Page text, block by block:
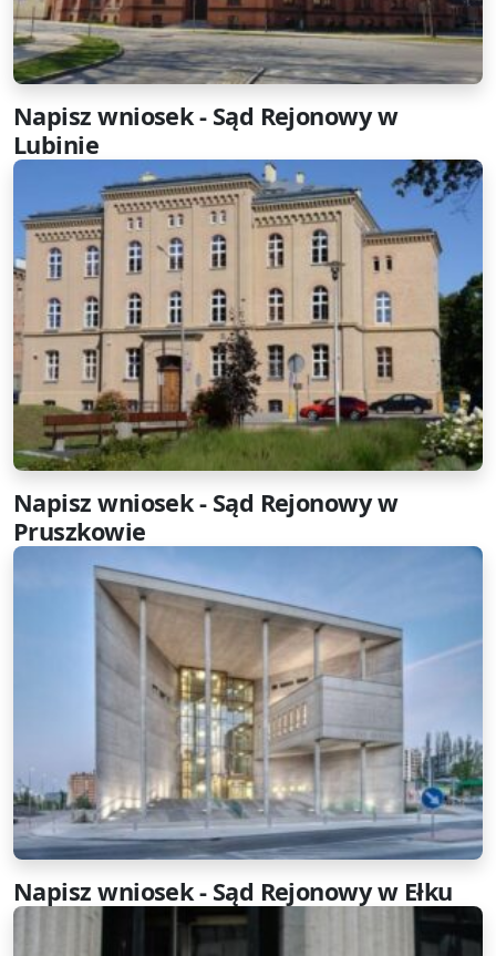
Napisz wniosek - Sąd Rejonowy w
Lubinie
Napisz wniosek - Sąd Rejonowy w
Pruszkowie
Napisz wniosek - Sąd Rejonowy w Ełku